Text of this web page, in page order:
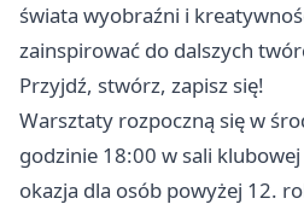
świata wyobraźni i
zainspirować do dalszych
Przyjdź, stwórz, zapisz się!
Warsztaty rozpoczną się w
godzinie 18:00 w sali
okazja dla osób powyżej 12.